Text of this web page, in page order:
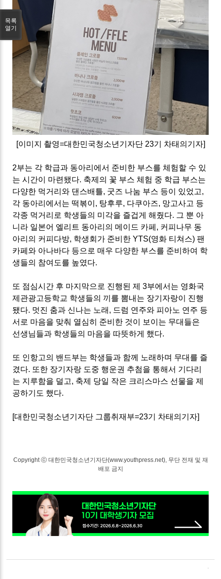
[이미지 촬영=대한민국청소년기자단 23기 차태의기자]
2부는 각 학급과 동아리에서 준비한 부스를 체험할 수 있
는 시간이 마련됐다. 축제의 꽃 부스 체험 중 학급 부스는
다양한 먹거리와 댄스배틀, 굿즈 나눔 부스 등이 있었고,
각 동아리에서는 떡볶이, 탕후루, 다쿠아즈, 망고사고 등
각종 먹거리로 학생들의 미각을 즐겁게 해줬다. 그 뿐 아
니라 일본어 엘리트 동아리의 메이드 카페, 커피나무 동
아리의 커피다방, 학생회가 준비한 YTS(영화 티쳐스) 팬
카페와 아나바다 등으로 매우 다양한 부스를 준비하여 학
생들의 참여도를 높였다.
또 점심시간 후 마지막으로 진행된 제 3부에서는 영화국
제관광고등학교 학생들의 끼를 뽐내는 장기자랑이 진행
됐다. 멋진 춤과 신나는 노래, 드럼 연주와 피아노 연주 등
서로 마음을 맞춰 열심히 준비한 것이 보이는 무대들은
선생님들과 학생들의 마음을 따뜻하게 했다.
또 인항고의 밴드부는 학생들과 함께 노래하며 무대를 즐
겼다. 또한 장기자랑 도중 행운권 추첨을 통해서 기다리
는 지루함을 덜고, 축제 당일 작은 크리스마스 선물을 제
공하기도 했다.
[대한민국청소년기자단 그룹취재부=23기 차태의기자]
Copyright ⓒ 대한민국청소년기자단(www.youthpress.net), 무단 전재 및 재
배포 금지
목록
열기